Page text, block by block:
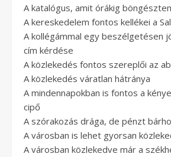
A katalógus, amit órákig
A kereskedelem fontos kellékei a
A kollégámmal egy beszélgetésen
cím kérdése
A közlekedés fontos szereplői az
A közlekedés váratlan hátránya
A mindennapokban is fontos a
cipő
A szórakozás drága, de pénzt
A városban is lehet gyorsan
A városban közlekedve már a